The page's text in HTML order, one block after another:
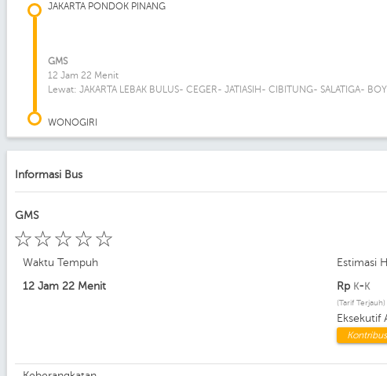
JAKARTA PONDOK PINANG
GMS
12 Jam 22 Menit
Lewat: JAKARTA LEBAK BULUS- CEGER- JATIASIH- CIBITUNG- SALATIGA-
WONOGIRI
Informasi Bus
GMS
☆
☆
☆
☆
☆
Waktu Tempuh
12 Jam 22 Menit
Estimasi
Rp K- K
(Tarif Terjauh)
Eksekutif